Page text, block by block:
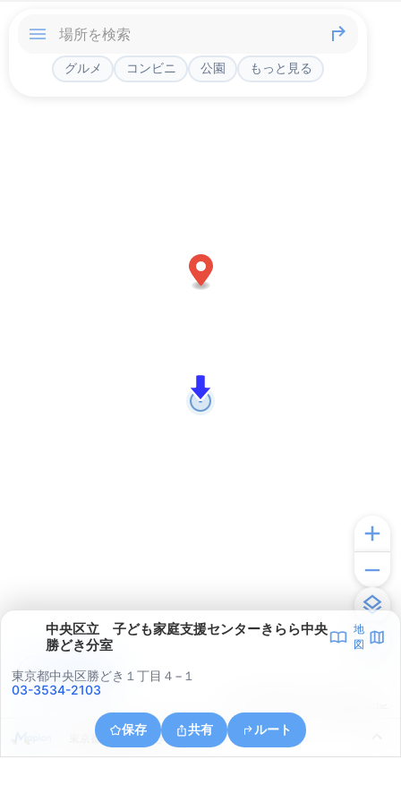
グルメ コンビニ 公園 もっと見る
中央区立 子ども家庭支援センターきらら中央
勝どき分室
地
図
東京都中央区勝どき１丁目４−１
03-3534-2103
保存 共有 ルート
東京都中央区勝どき４丁目６
アプリで見る